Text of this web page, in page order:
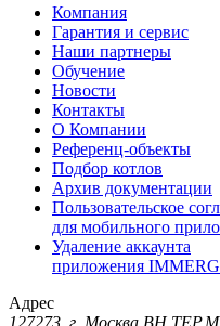
Компания
Гарантия и сервис
Наши партнеры
Обучение
Новости
Контакты
О Компании
Референц-объекты
Подбор котлов
Архив документации
Пользовательское
для мобильного
Удаление аккаунта
приложения
Адрес
127273, г. Москва